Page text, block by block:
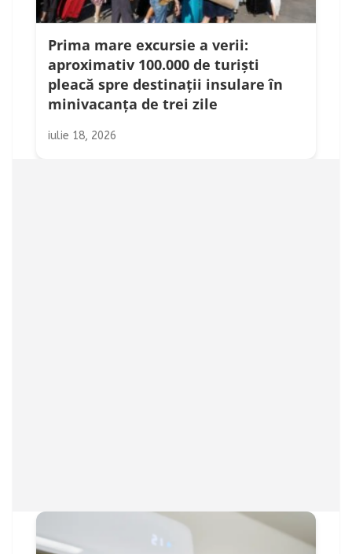
Prima mare excursie a verii:
aproximativ 100.000 de turiști
pleacă spre destinații insulare în
minivacanța de trei zile
iulie 18, 2026